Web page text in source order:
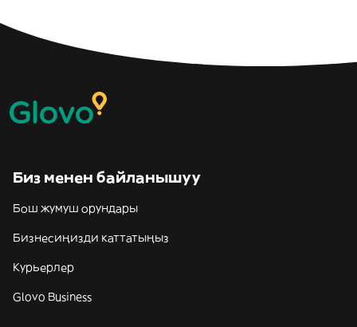
Биз менен байланышуу
Бош жумуш орундары
Бизнесиңизди каттатыңыз
Курьерлер
Glovo Business